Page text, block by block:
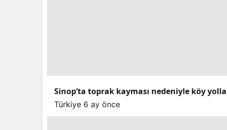
Sinop’ta toprak kayması nedeniyle köy
Türkiye 6 ay önce